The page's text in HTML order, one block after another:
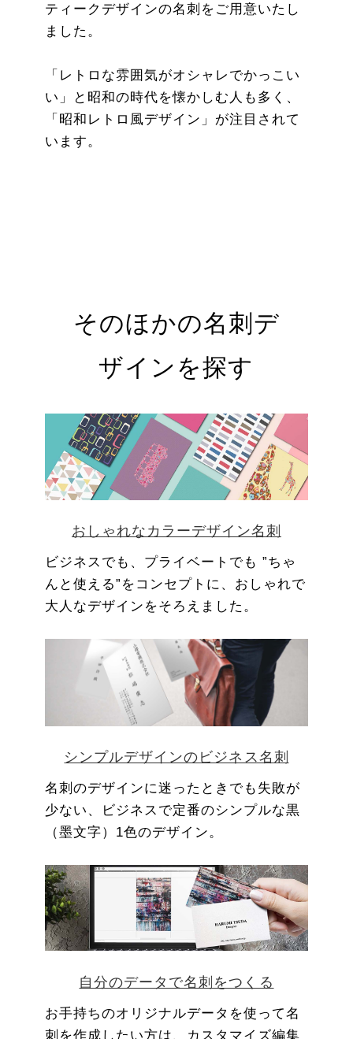
ティークデザインの名刺をご用意いたし
ました。
「レトロな雰囲気がオシャレでかっこい
い」と昭和の時代を懐かしむ人も多く、
「昭和レトロ風デザイン」が注目されて
います。
そのほかの名刺デ
ザインを探す
おしゃれなカラーデザイン名刺
ビジネスでも、プライベートでも ”ちゃ
んと使える”をコンセプトに、おしゃれで
大人なデザインをそろえました。
シンプルデザインのビジネス名刺
名刺のデザインに迷ったときでも失敗が
少ない、ビジネスで定番のシンプルな黒
（墨文字）1色のデザイン。
自分のデータで名刺をつくる
お手持ちのオリジナルデータを使って名
刺を作成したい方は、カスタマイズ編集